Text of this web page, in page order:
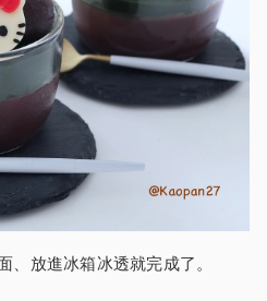
、放進冰箱冰透就完成了。